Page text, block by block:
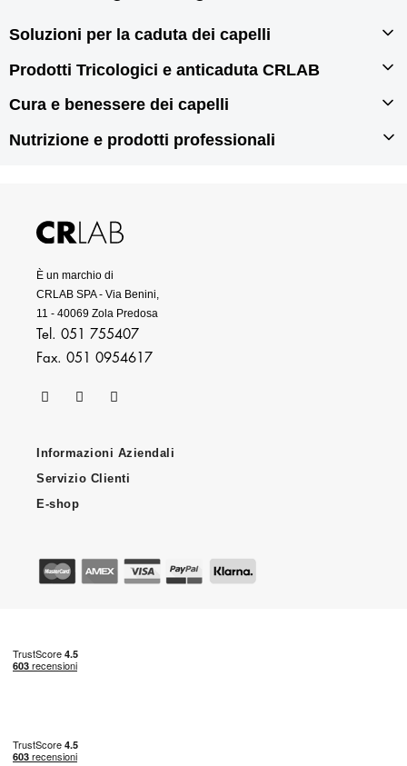
Soluzioni per la caduta dei capelli
Infoltimento capelli
Prodotti Tricologici e anticaduta CRLAB
Prodotti tricologici
Cura e benessere dei capelli
Prodotti per doppie punte
Nutrizione e prodotti professionali
Prodotti professionali per capelli
È un marchio di
CRLAB SPA - Via Benini,
11 - 40069 Zola Predosa
Tel. 051 755407
Fax. 051 0954617
Informazioni Aziendali
Servizio Clienti
E-shop